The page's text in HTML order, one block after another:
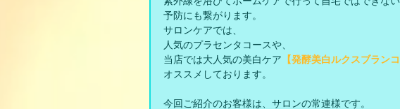
予防にも繋がります。
サロンケアでは、
人気のプラセンタコースや、
当店では大人気の美白ケア 【発酵美白ルクスブランコ
オススメしております。
今回ご紹介のお客様は、サロンの常連様です。